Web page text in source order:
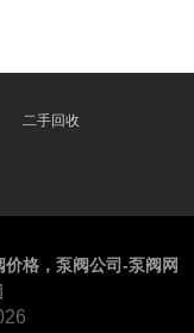
二手回收
格，泵阀公司-泵阀网